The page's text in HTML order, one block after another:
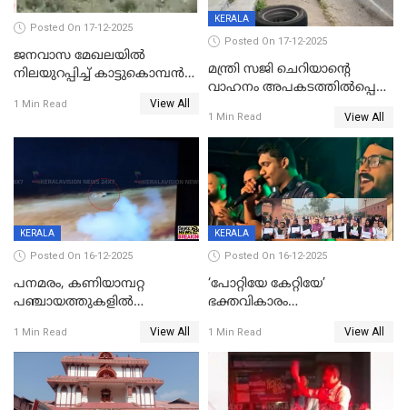
Posted On 17-12-2025
ജനവാസ മേഖലയില്‍
നിലയുറപ്പിച്ച് കാട്ടുകൊമ്പന്‍
1 Min Read View All
KERALA
Posted On 17-12-2025
മന്ത്രി സജി ചെറിയാന്റെ
വാഹനം അപകടത്തിൽപ്പെട്ടു;
രക്ഷപ്പെട്ടത് തലനാരിടയ്ക്ക്
1 Min Read View All
KERALA
Posted On 16-12-2025
പനമരം, കണിയാമ്പറ്റ
പഞ്ചായത്തുകളിൽ
സ്ഥാപനങ്ങൾക്ക് അവധി
1 Min Read View All
KERALA
Posted On 16-12-2025
‘പോറ്റിയേ കേറ്റിയേ’
ഭക്തവികാരം
ഡിജിപിക്ക് പരാതി; ശക്തമായ
നടപടി വേണമെന്നു
സിപിഐഎമ്മും
1 Min Read View All